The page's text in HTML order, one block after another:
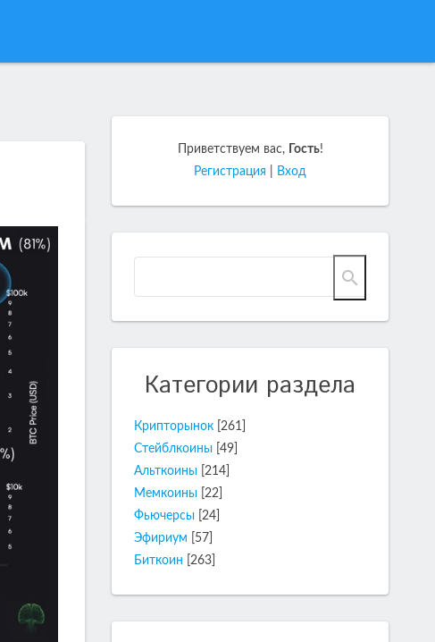
Приветствуем вас, Гость!
Регистрация
Вход
Категории раздела
Крипторынок [261]
Стейблкоины [49]
Альткоины [214]
Мемкоины [22]
Фьючерсы [24]
Эфириум
[57]
Биткоин
[263]